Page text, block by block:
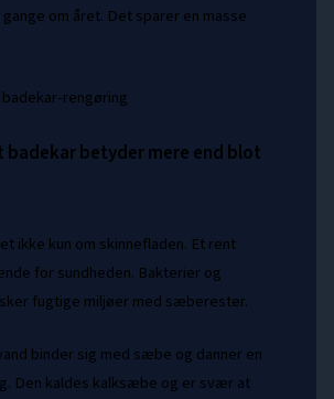
om året. Det sparer en masse
badekar betyder mere end blot
ikke kun om skinnefladen. Et rent
for sundheden. Bakterier og
fugtige miljøer med sæberester.
binder sig med sæbe og danner en
Den kaldes kalksæbe og er svær at